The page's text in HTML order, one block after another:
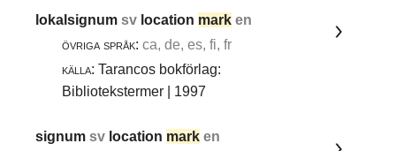
lokalsignumsv location mark en
övriga språk: ca, de, es, fi, fr
källa: Tarancos bokförlag:
Bibliotekstermer | 1997
signumsv location mark en